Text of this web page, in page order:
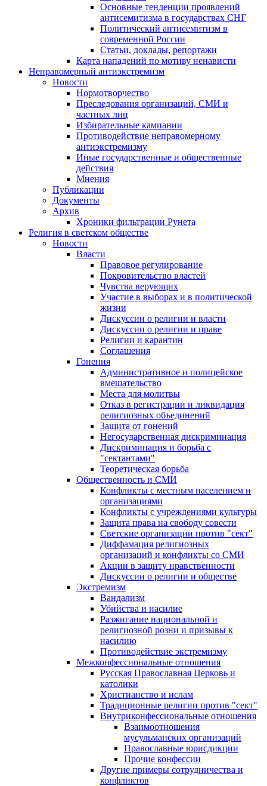
Основные тенденции проявлений
антисемитизма в государствах СНГ
Политический антисемитизм в
современной России
Статьи, доклады, репортажи
Карта нападений по мотиву ненависти
Неправомерный антиэкстремизм
Новости
Нормотворчество
Преследования организаций, СМИ и
частных лиц
Избирательные кампании
Противодействие неправомерному
антиэкстремизму
Иные государственные и общественные
действия
Мнения
Публикации
Документы
Архив
Хроники фильтрации Рунета
Религия в светском обществе
Новости
Власти
Правовое регулирование
Покровительство властей
Чувства верующих
Участие в выборах и в политической
жизни
Дискуссии о религии и власти
Дискуссии о религии и праве
Религии и карантин
Соглашения
Гонения
Административное и полицейское
вмешательство
Места для молитвы
Отказ в регистрации и ликвидация
религиозных объединений
Защита от гонений
Негосударственная дискриминация
Дискриминация и борьба с
"сектантами"
Теоретическая борьба
Общественность и СМИ
Конфликты с местным населением и
организациями
Конфликты с учреждениями культуры
Защита права на свободу совести
Светские организации против "сект"
Диффамация религиозных
организаций и конфликты со СМИ
Акции в защиту нравственности
Дискуссии о религии и обществе
Экстремизм
Вандализм
Убийства и насилие
Разжигание национальной и
религиозной розни и призывы к
насилию
Противодействие экстремизму
Межконфессиональные отношения
Русская Православная Церковь и
католики
Христианство и ислам
Традиционные религии против "сект"
Внутриконфессиональные отношения
Взаимоотношения
мусульманских организаций
Православные юрисдикции
Прочие конфессии
Другие примеры сотрудничества и
конфликтов